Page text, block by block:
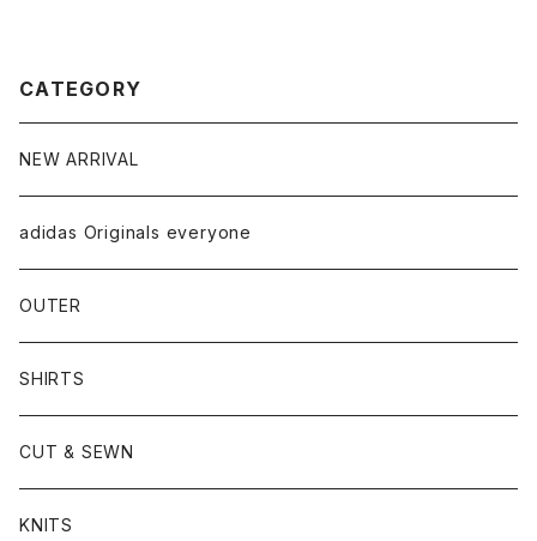
CATEGORY
NEW ARRIVAL
adidas Originals everyone
OUTER
SHIRTS
CUT & SEWN
KNITS